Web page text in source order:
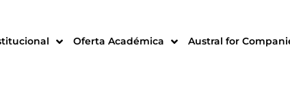
Oferta Académica Austral for